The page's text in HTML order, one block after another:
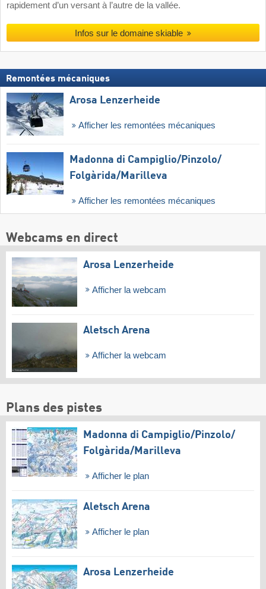
rapidement d’un versant à l’autre de la vallée.
Infos sur le domaine skiable
Remontées mécaniques
Arosa Lenzerheide
Afficher les remontées mécaniques
Madonna di Campiglio/​Pinzolo/​
Folgàrida/​Marilleva
Afficher les remontées mécaniques
Webcams en direct
Arosa Lenzerheide
Afficher la webcam
Aletsch Arena
Afficher la webcam
Plans des pistes
Madonna di Campiglio/​Pinzolo/​
Folgàrida/​Marilleva
Afficher le plan
Aletsch Arena
Afficher le plan
Arosa Lenzerheide